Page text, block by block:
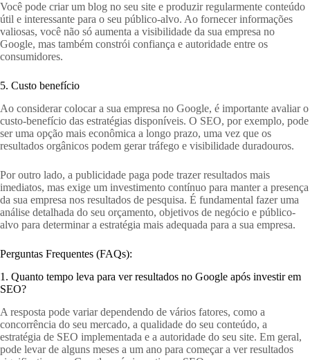
Você pode criar um blog no seu site e produzir regularmente conteúdo
útil e interessante para o seu público-alvo. Ao fornecer informações
valiosas, você não só aumenta a visibilidade da sua empresa no
Google, mas também constrói confiança e autoridade entre os
consumidores.
5. Custo benefício
Ao considerar colocar a sua empresa no Google, é importante avaliar o
custo-benefício das estratégias disponíveis. O SEO, por exemplo, pode
ser uma opção mais econômica a longo prazo, uma vez que os
resultados orgânicos podem gerar tráfego e visibilidade duradouros.
Por outro lado, a publicidade paga pode trazer resultados mais
imediatos, mas exige um investimento contínuo para manter a presença
da sua empresa nos resultados de pesquisa. É fundamental fazer uma
análise detalhada do seu orçamento, objetivos de negócio e público-
alvo para determinar a estratégia mais adequada para a sua empresa.
Perguntas Frequentes (FAQs):
1. Quanto tempo leva para ver resultados no Google após investir em
SEO?
A resposta pode variar dependendo de vários fatores, como a
concorrência do seu mercado, a qualidade do seu conteúdo, a
estratégia de SEO implementada e a autoridade do seu site. Em geral,
pode levar de alguns meses a um ano para começar a ver resultados